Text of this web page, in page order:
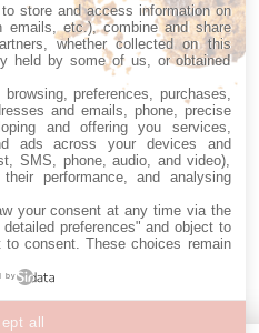
to store and access information on
etc.), combine and share
whether collected on this
held by some of us, or obtained
preferences, purchases,
and emails, phone, precise
and offering you services,
ads across your devices and
SMS, phone, audio, and video),
performance, and analysing
your consent at any time via the
detailed preferences" and object to
consent. These choices remain
by
all